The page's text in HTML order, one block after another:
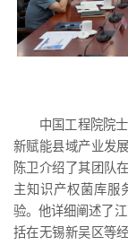
中国工程院院
新赋能县域产业发
陈卫介绍了其团队
主知识产权菌库服
验。他详细阐述了
括在无锡新吴区等